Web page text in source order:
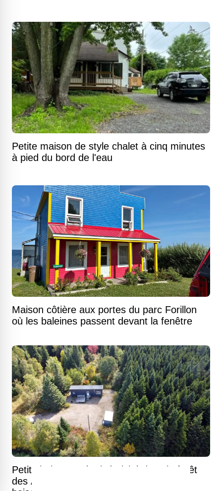
Petite maison de style chalet à cinq minutes
à pied du bord de l'eau
Maison côtière aux portes du parc Forillon
où les baleines passent devant la fenêtre
Petit chalet tout équipé niché dans la forêt
des Appalaches sur un immense terrain